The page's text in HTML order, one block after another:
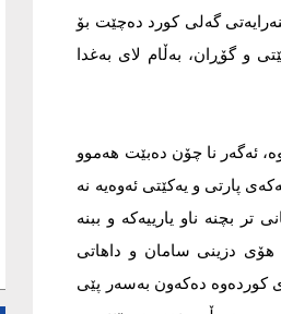
گەلی کورد دەچێت بۆ
و گۆڕان، بەڵام لای بەغدا
ئەگەر نا چۆن دەبێت هەموو
پارتی و یەکێتی ئەوەیە نە
بچنە ناو یارييەکە و ببنە
هۆی دزينی سامان و داهاتی
کوردەوە دەکەون بەسەر پێی